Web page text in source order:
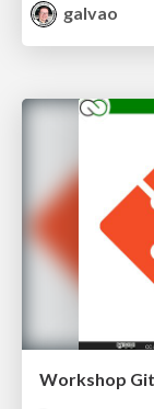
galvao
Workshop Git